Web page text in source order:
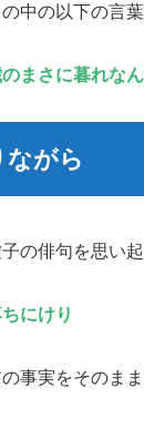
中の以下の言
まさに暮れな
ながら
の俳句を思い起
にけり
事実をそのま